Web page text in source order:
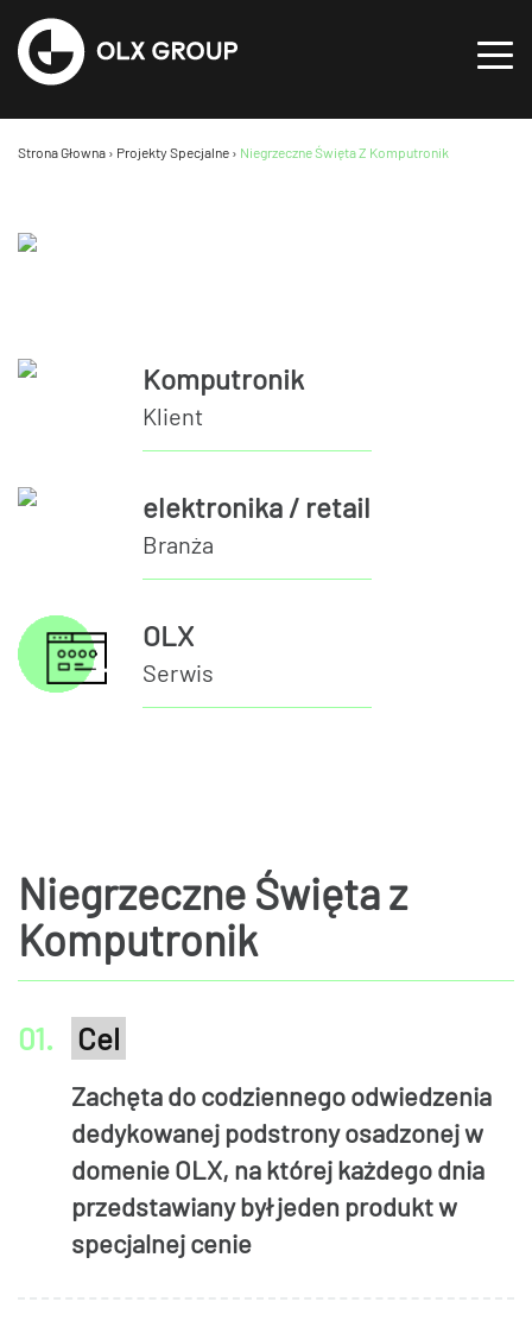
Strona Głowna › Projekty Specjalne › Niegrzeczne Święta Z Komputronik
Komputronik
Klient
elektronika / retail
Branża
OLX
Serwis
Niegrzeczne Święta z
Komputronik
01. Cel
Zachęta do codziennego odwiedzenia
dedykowanej podstrony osadzonej w
domenie OLX, na której każdego dnia
przedstawiany był jeden produkt w
specjalnej cenie